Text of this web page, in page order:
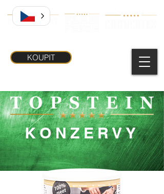
KOUPIT
KONZERVY